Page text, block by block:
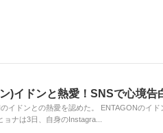
)イドンと熱愛！SNSで心境告
イドンとの熱愛を認めた。 ENTAGONのイド
ナは3日、自身のInstagra...